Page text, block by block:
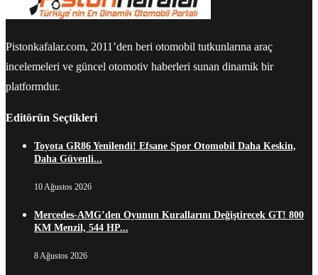
Pistonkafalar.com, 2011’den beri otomobil tutkunlarına araç
incelemeleri ve güncel otomotiv haberleri sunan dinamik bir
platformdur.
Editörün Seçtikleri
Toyota GR86 Yenilendi! Efsane Spor Otomobil Daha Keskin,
Daha Güvenli...
10 Ağustos 2026
Mercedes-AMG’den Oyunun Kurallarını Değiştirecek GT! 800
KM Menzil, 544 HP...
8 Ağustos 2026